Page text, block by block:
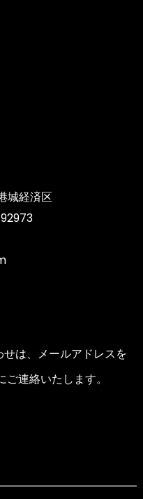
城経済区
は、メールアドレスを
連絡いたします。